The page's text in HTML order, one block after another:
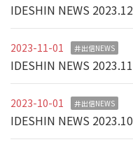
IDESHIN NEWS 2023.12
2023-11-01 井出信NEWS
IDESHIN NEWS 2023.11
2023-10-01 井出信NEWS
IDESHIN NEWS 2023.10